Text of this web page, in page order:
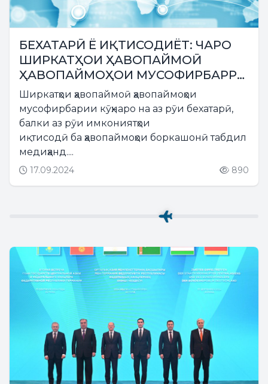
БЕХАТАРӢ Ё ИҚТИСОДИЁТ: ЧАРО
ШИРКАТҲОИ ҲАВОПАЙМОӢ
ҲАВОПАЙМОҲОИ МУСОФИРБАРРО
БА БОРКАШОНӢ ТАБДИЛ
МЕДИҲАНД?
Ширкатҳои ҳавопаймоӣ ҳавопаймоҳои
мусофирбарии кӯҳнаро на аз рӯи бехатарӣ,
балки аз рӯи имкониятҳои
иқтисодӣ ба ҳавопаймоҳои боркашонӣ табдил
медиҳанд....
17.09.2024 890